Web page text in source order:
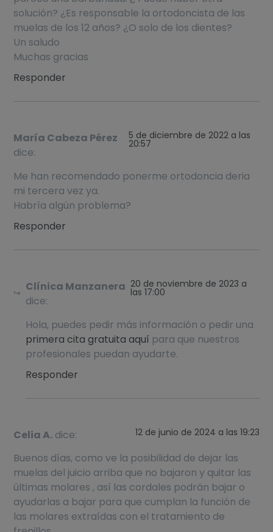
solución? ¿Es responsable la ortodoncista de las
muelas de los 12 años? ¿O solo de los dientes?
Un saludo
Muchas gracias
Responder
María Cabeza Pérez
dice:
5 de diciembre de 2022 a las
20:57
Me han recomendado ponerme ortodoncia deria
mi tercera vez ya.
Habría algún problema?
Responder
Clínica Manzanera
dice:
20 de noviembre de 2023 a
las 17:00
Hola, puedes pedir más información o pedir una
primera cita gratuita aquí para que nuestros
profesionales puedan ayudarte.
Responder
Celia A. dice: 12 de junio de 2024 a las 19:23
Buenos días, como ve la posibilidad de dejar las
muelas del juicio arriba que no bajaron y quitar las
últimas molares , así las cordales podrán bajar o
ayudarlas a bajar para que cumplan la función de
las molares extraídas con el tratamiento de